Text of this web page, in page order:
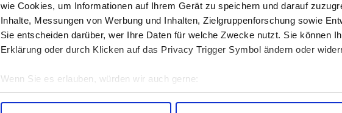
wie Cookies, um Informationen auf Ihrem Gerät zu speichern und darauf
Inhalte, Messungen von Werbung und Inhalten, Zielgruppenforschung sowie
Sie entscheiden darüber, wer Ihre Daten für welche Zwecke nutzt. Sie können
Erklärung oder durch Klicken auf das Privacy Trigger Symbol ändern oder
Wenn Sie es erlauben, würden wir auch gerne:
Informationen über Ihre geografische Lage erfassen, welche bis auf einige